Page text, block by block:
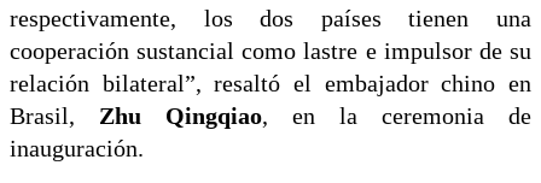
respectivamente, los dos países tienen una
cooperación sustancial como lastre e impulsor de su
relación bilateral”, resaltó el embajador chino en
Brasil, Zhu Qingqiao, en la ceremonia de
inauguración.